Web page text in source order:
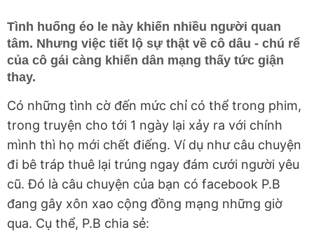
Tình huống éo le này khiến nhiều người quan
tâm. Nhưng việc tiết lộ sự thật về cô dâu - chú rể
của cô gái càng khiến dân mạng thấy tức giận
thay.
Có những tình cờ đến mức chỉ có thể trong phim,
trong truyện cho tới 1 ngày lại xảy ra với chính
mình thì họ mới chết điếng. Ví dụ như câu chuyện
đi bê tráp thuê lại trúng ngay đám cưới người yêu
cũ. Đó là câu chuyện của bạn có facebook P.B
đang gây xôn xao cộng đồng mạng những giờ
qua. Cụ thể, P.B chia sẻ: